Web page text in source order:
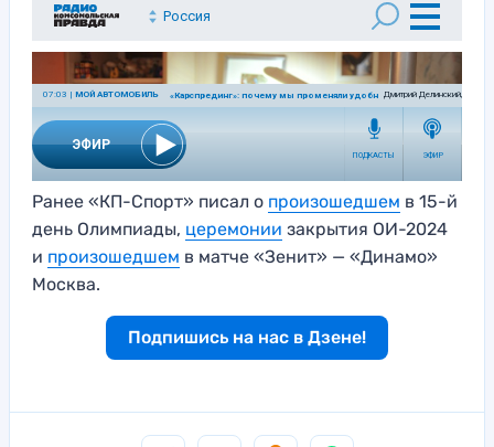
Ранее «КП-Спорт» писал о произошедшем в 15-й
день Олимпиады, церемонии закрытия ОИ-2024
и произошедшем в матче «Зенит» — «Динамо»
Москва.
Подпишись на нас в Дзене!